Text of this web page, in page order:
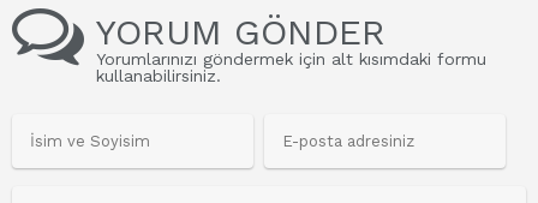
YORUM GÖNDER
Yorumlarınızı göndermek için alt kısımdaki formu
kullanabilirsiniz.